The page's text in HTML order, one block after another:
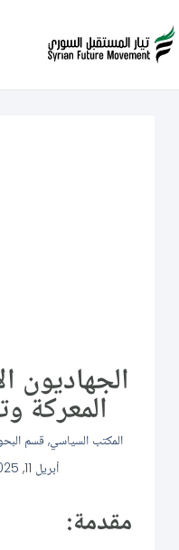
الجهاديون
المعركة
المكتب السياسي, قسم
أبريل 11, 2025
مقدمة: